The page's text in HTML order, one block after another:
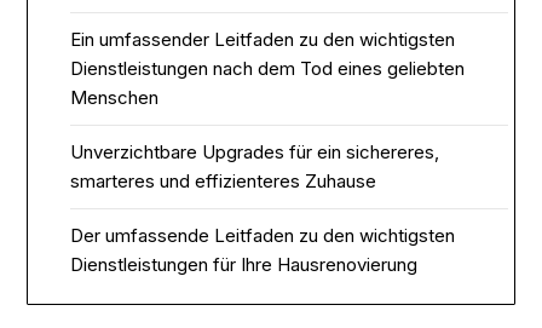
Ein umfassender Leitfaden zu den wichtigsten
Dienstleistungen nach dem Tod eines geliebten
Menschen
Unverzichtbare Upgrades für ein sichereres,
smarteres und effizienteres Zuhause
Der umfassende Leitfaden zu den wichtigsten
Dienstleistungen für Ihre Hausrenovierung